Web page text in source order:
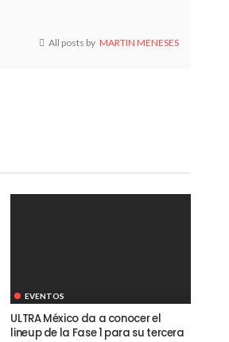
All posts by MARTIN MENESES
EVENTOS
ULTRA México da a conocer el
lineup de la Fase 1 para su tercera